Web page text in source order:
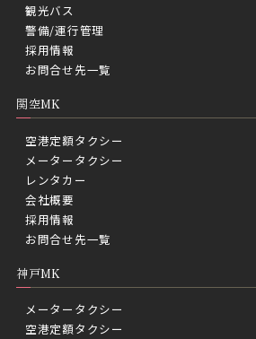
観光バス
警備/運行管理
採用情報
お問合せ先一覧
関空MK
空港定額タクシー
メータータクシー
レンタカー
会社概要
採用情報
お問合せ先一覧
神戸MK
メータータクシー
空港定額タクシー